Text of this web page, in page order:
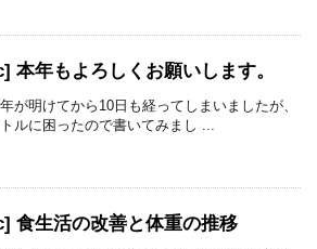
本年もよろしくお願いします。
が明けてから10日も経ってしまいましたが、
ルに困ったので書いてみまし ...
食生活の改善と体重の推移